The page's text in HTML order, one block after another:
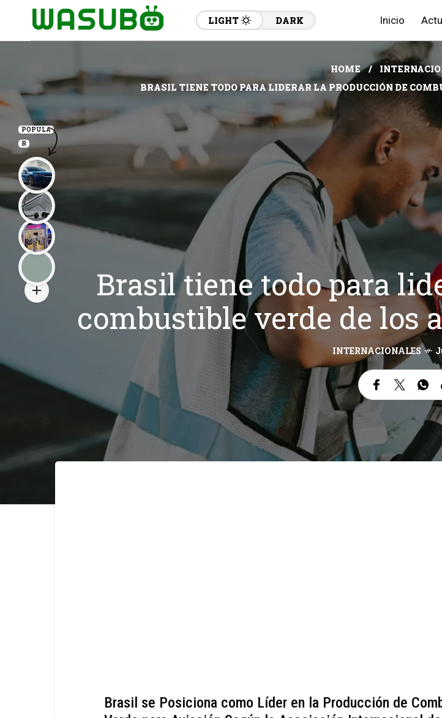
LIGHT DARK Inicio
HOME
BRASIL TIENE TODO PARA LIDERAR LA PRODUCCIÓN DE
Brasil tiene todo para
combustible verde de los
INTERNACIONALES
Brasil se Posiciona como Líder en la Producción de
POPULA
R